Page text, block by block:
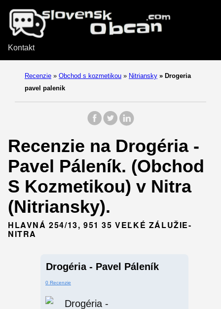
Kontakt
Recenzie » Obchod s kozmetikou » Nitriansky » Drogeria
pavel palenik
Recenzie na Drogéria -
Pavel Páleník. (Obchod
S Kozmetikou) v Nitra
(Nitriansky).
HLAVNÁ 254/13, 951 35 VEĽKÉ ZÁLUŽIE-
NITRA
Drogéria - Pavel Páleník
0 Recenzie